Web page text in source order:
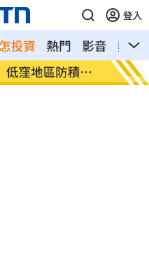
登入
投資 熱門 影音
熱搜
卓冠廷發聲打
燒臘